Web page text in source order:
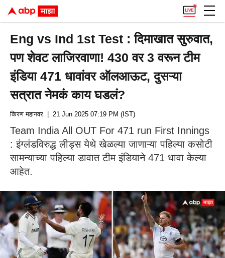
Eng vs Ind 1st Test : दिमाखात सुरुवात,
पण शेवट लाजिरवाणा! 430 वर 3 वरून टीम
इंडिया 471 धावांवर ऑलआऊट, दुसऱ्या
सत्रात नेमकं काय घडलं?
किरण महानवर | 21 Jun 2025 07:19 PM (IST)
Team India All OUT For 471 run First Innings
: इंग्लंडविरुद्ध लीड्स येथे खेळल्या जाणाऱ्या पहिल्या कसोटी
सामन्याच्या पहिल्या डावात टीम इंडियाने 471 धावा केल्या
आहेत.